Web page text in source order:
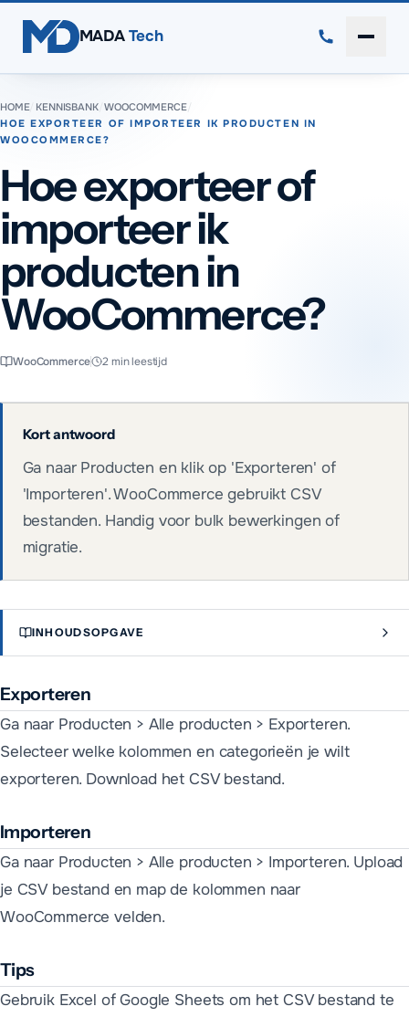
MADA Tech
HOME/ KENNISBANK/WOOCOMMERCE/
HOE EXPORTEER OF IMPORTEER IK PRODUCTEN IN
WOOCOMMERCE?
Hoe exporteer of
importeer ik
producten in
WooCommerce?
WooCommerce 2min leestijd
Kort antwoord
Ga naar Producten en klik op 'Exporteren' of
'Importeren'. WooCommerce gebruikt CSV
bestanden. Handig voor bulk bewerkingen of
migratie.
INHOUDSOPGAVE
Exporteren
Ga naar Producten > Alle producten > Exporteren.
Selecteer welke kolommen en categorieën je wilt
exporteren. Download het CSV bestand.
Importeren
Ga naar Producten > Alle producten > Importeren. Upload
je CSV bestand en map de kolommen naar
WooCommerce velden.
Tips
Gebruik Excel of Google Sheets om het CSV bestand te